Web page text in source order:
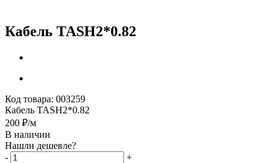
Кабель ТАSH2*0.82
Код товара: 003259
Кабель ТАSH2*0.82
200 ₽/м
В наличии
Нашли дешевле?
-
+